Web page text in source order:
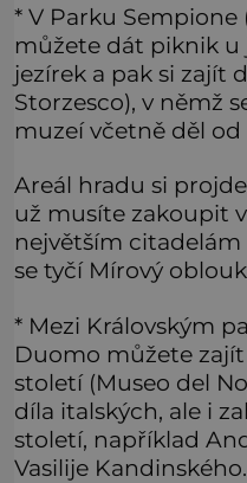
* V Parku Sempione
můžete dát piknik u
jezírek a pak si zajít
Storzesco), v němž
muzeí včetně děl
Areál hradu si
už musíte zakoupit
největším
se tyčí Mírový
* Mezi Královským
Duomo můžete
století (Museo del
díla italských, ale i
století, například
Vasilije Kandinského.